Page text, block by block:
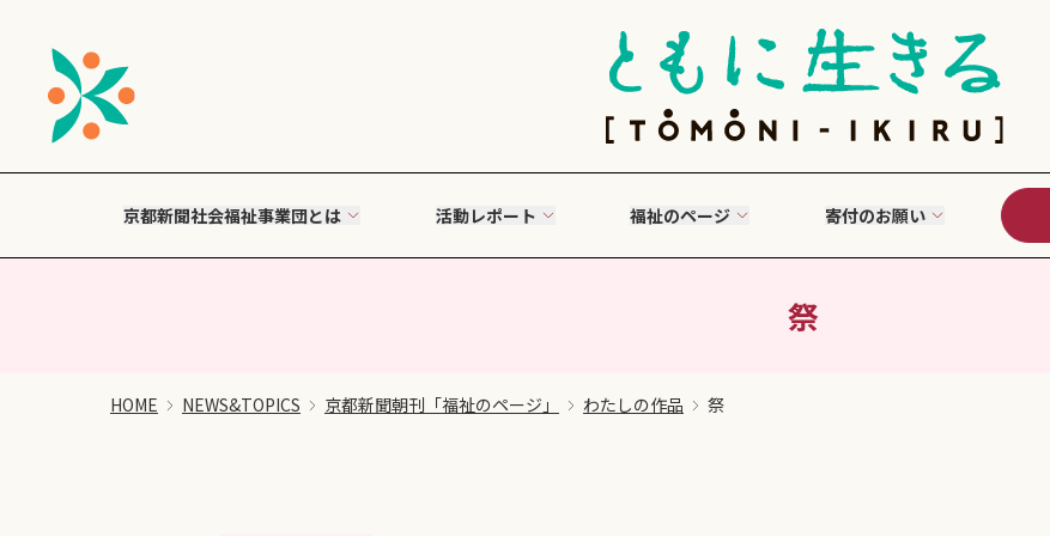
京都新聞社会福祉事業団とは 活動レポート 福祉のページ 寄付のお願い
祭
HOME NEWS&TOPICS 京都新聞朝刊「福祉のページ」 わたしの作品 祭